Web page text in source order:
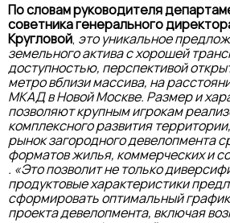
По словам руководителя
советника генерального
Кругловой, это уникальное
земельного актива с хорошей
доступностью, перспективой
метро вблизи массива, на
МКАД в Новой Москве. Размер и
позволяют крупным игрокам
комплексного развития
рынок загородного девелопмента
форматов жилья, коммерческих и
. «Это позволит не только
продуктовые характеристики
сформировать оптимальный
проекта девелопмента, включая